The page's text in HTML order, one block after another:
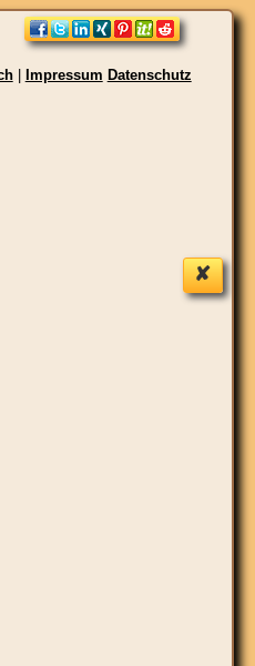
| Impressum Datenschutz
✘